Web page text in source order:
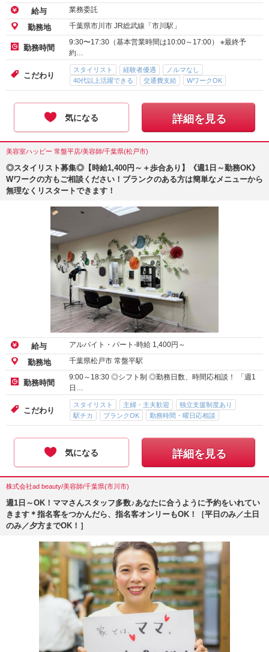
給与 業務委託
勤務地 千葉県市川市 JR総武線「市川駅」
勤務時間
9:30〜17:30（基本営業時間は10:00～17:00） ※最終予
約…
こだわり
スタイリスト 経験者優遇
ノルマなし
40代以上活躍できる
交通費支給 WワークOK
気になる 詳細を見る
美容室ハッピー 常盤平店/美容師/千葉県(松戸市)
◎スタイリスト募集◎【時給1,400円～＋歩合あり】《週1日～勤務OK》
Wワークの方もご相談ください！ブランクのある方は簡単なメニューから
無理なくリスタートできます！
給与 アルバイト・パート-時給 1,400円～
勤務地 千葉県松戸市 常盤平駅
勤務時間
9:00～18:30 ◎シフト制 ◎勤務日数、時間応相談！ 「週1
日…
こだわり
スタイリスト 主婦・主夫歓迎
独立支援制度あり
駅チカ
ブランクOK 勤務時間・曜日応相談
気になる 詳細を見る
株式会社ad beauty/美容師/千葉県(市川市)
週1日～OK！ママさんスタッフ多数♪あなたに合うように予約をいれてい
きます＊指名客をつかんだら、指名客オンリーもOK！［平日のみ／土日
のみ／夕方までOK！］